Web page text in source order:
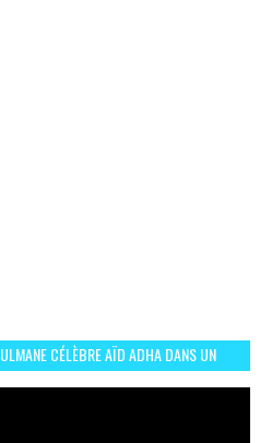
CÉLÈBRE AÏD ADHA DANS UN